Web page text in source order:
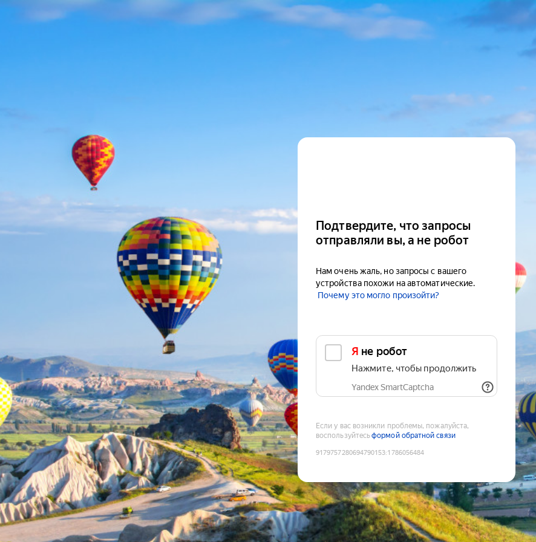
Подтвердите, что запросы
отправляли вы, а не робот
Нам очень жаль, но запросы с вашего
устройства похожи на автоматические.
Почему это могло произойти?
Я не робот
Нажмите, чтобы продолжить
Yandex SmartCaptcha
Если у вас возникли проблемы, пожалуйста,
воспользуйтесьформой обратной связи
9179757280694790153:1786056484